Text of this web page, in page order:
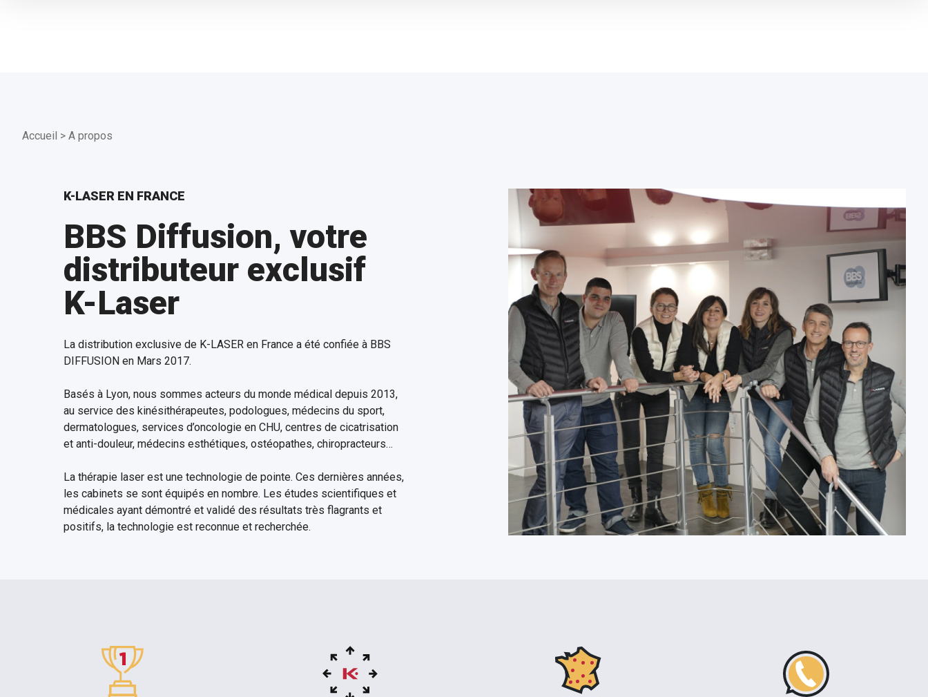
Physiothérapie
Dermatologie et
Hôpitaux et soins
infirmiers
Accueil > A propos
K-LASER EN FRANCE
BBS Diffusion, votre
distributeur exclusif
K-Laser
La distribution exclusive de K-LASER en France a été confiée à BBS
DIFFUSION en Mars 2017.
Basés à Lyon, nous sommes acteurs du monde médical depuis 2013,
au service des kinésithérapeutes, podologues, médecins du sport,
dermatologues, services d’oncologie en CHU, centres de cicatrisation
et anti-douleur, médecins esthétiques, ostéopathes, chiropracteurs…
La thérapie laser est une technologie de pointe. Ces dernières années,
les cabinets se sont équipés en nombre. Les études scientifiques et
médicales ayant démontré et validé des résultats très flagrants et
positifs, la technologie est reconnue et recherchée.